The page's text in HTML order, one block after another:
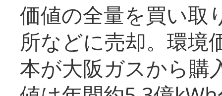
価値の全量を買い取
所などに売却。環境
本が大阪ガスから購